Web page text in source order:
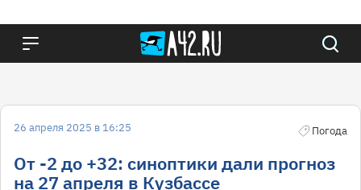
26 апреля 2025 в 16:25 Погода
От -2 до +32: синоптики дали прогноз
на 27 апреля в Кузбассе